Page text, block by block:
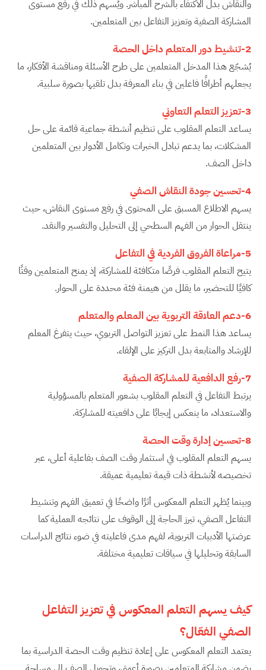
والنقاش بدل الاكتفاء بالشرح المباشر. ويُسهم ذلك في رفع مستوى
المشاركة الصفية وتعزيز التفاعل بين المتعلمين.
2-تنشيط دور المتعلم داخل الحصة
يُشجّع هذا المدخل المتعلمين على طرح الأسئلة ومناقشة الأفكار، ما
يجعلهم أطرافًا فاعلين في بناء المعرفة بدل تلقيها بصورة سلبية.
3-تعزيز التعلم التعاوني
يساعد التعلم المقلوب على تنظيم أنشطة جماعية قائمة على حل
المشكلات، بما يدعم تبادل الخبرات وتكامل الأدوار بين المتعلمين
داخل الصف.
4-تحسين جودة النقاش الصفي
يسهم الاطلاع المسبق على المحتوى في رفع مستوى النقاش، حيث
ينتقل الحوار من الفهم السطحي إلى التحليل والتفسير والنقد.
5-مراعاة الفروق الفردية في التفاعل
يتيح التعلم المقلوب فرصًا متكافئة للمشاركة، إذ يمنح المتعلمين وقتًا
كافيًا للتحضير، ما يقلل من هيمنة فئة محددة على الحوار.
6-دعم العلاقة التربوية بين المعلم والمتعلم
يساعد هذا النمط على تعزيز التواصل التربوي، حيث يتفرغ المعلم
للإرشاد والمتابعة بدل التركيز على الإلقاء.
7-رفع الدافعية للمشاركة الصفية
يرتبط التفاعل في التعلم المقلوب بشعور المتعلم بالمسؤولية
والاستعداد، ما ينعكس إيجابًا على دافعيته للمشاركة.
8-تحسين إدارة وقت الحصة
يسهم التعلم المقلوب في استثمار وقت الصف بفاعلية أعلى، عبر
تخصيصه لأنشطة ذات قيمة تعليمية عميقة.
وبينما يُظهر التعلم المعكوس أثرًا واضحًا في تعميق الفهم وتنشيط
التفاعل الصفي، تبرز الحاجة إلى الوقوف على نتائجه العملية كما
عرضتها الأدبيات التربوية، لفهم مدى فاعليته في ضوء نتائج الدراسات
السابقة وتحليلها في سياقات تعليمية مختلفة.
كيف يسهم التعلم المعكوس في تعزيز التفاعل
الصفي الفعّال؟
يعتمد التعلم المعكوس على إعادة تنظيم وقت الحصة الدراسية بما